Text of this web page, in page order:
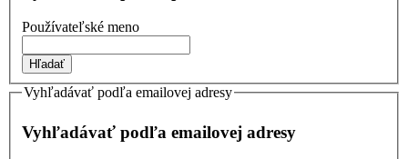
Používateľské meno
Vyhľadávať podľa emailovej adresy
Vyhľadávať podľa emailovej adresy